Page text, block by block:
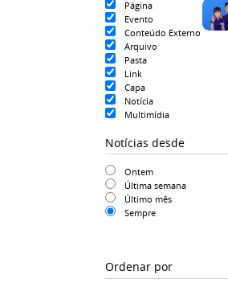
Página
Evento
Conteúdo Externo
Arquivo
Pasta
Link
Capa
Notícia
Multimídia
Notícias desde
Ontem
Última semana
Último mês
Sempre
Ordenar por